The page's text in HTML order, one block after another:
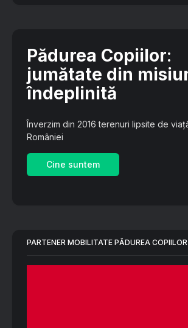
Pădurea Copiilor:
jumătate din
îndeplinită
Înverzim din 2016 terenuri lipsite de
României
Cine suntem
PARTENER MOBILITATE PĂDUREA COPIILOR